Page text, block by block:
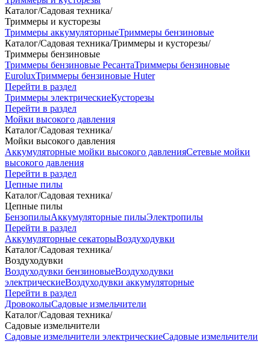
Каталог/Садовая техника/
Триммеры и кусторезы
Триммеры аккумуляторныеТриммеры бензиновые
Каталог/Садовая техника/Триммеры и кусторезы/
Триммеры бензиновые
Триммеры бензиновые РесантаТриммеры бензиновые
EuroluxТриммеры бензиновые Huter
Перейти в раздел
Триммеры электрическиеКусторезы
Перейти в раздел
Мойки высокого давления
Каталог/Садовая техника/
Мойки высокого давления
Аккумуляторные мойки высокого давленияСетевые мойки
высокого давления
Перейти в раздел
Цепные пилы
Каталог/Садовая техника/
Цепные пилы
БензопилыАккумуляторные пилыЭлектропилы
Перейти в раздел
Аккумуляторные секаторыВоздуходувки
Каталог/Садовая техника/
Воздуходувки
Воздуходувки бензиновыеВоздуходувки
электрическиеВоздуходувки аккумуляторные
Перейти в раздел
ДровоколыСадовые измельчители
Каталог/Садовая техника/
Садовые измельчители
Садовые измельчители электрическиеСадовые измельчители